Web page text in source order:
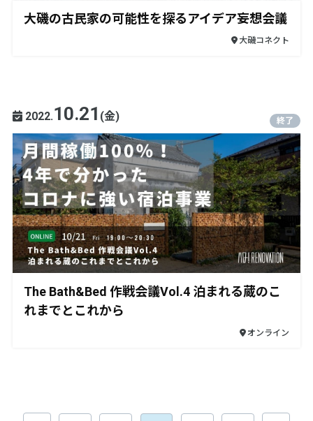
大磯の古民家の可能性を探るアイデア妄想会議
大磯コネクト
2022.10.21 (金) 終了
The Bath&Bed 作戦会議Vol.4 泊まれる蔵のこ
れまでとこれから
オンライン